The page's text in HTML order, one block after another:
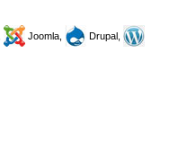
Joomla,
Drupal,